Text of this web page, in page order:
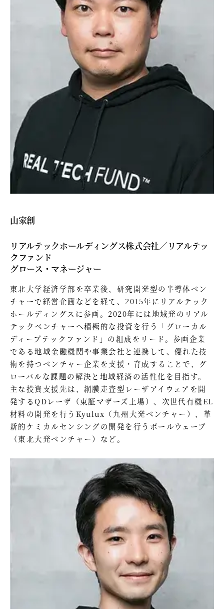
山家創
リアルテックホールディングス株式会社／リアルテッ
クファンド
グロース・マネージャー
東北大学経済学部を卒業後、研究開発型の半導体ベン
チャーで経営企画などを経て、2015年にリアルテック
ホールディングスに参画。2020年には地域発のリアル
テックベンチャーへ積極的な投資を行う「グローカル
ディープテックファンド」の組成をリード。参画企業
である地域金融機関や事業会社と連携して、優れた技
術を持つベンチャー企業を支援・育成することで、グ
ローバルな課題の解決と地域経済の活性化を目指す。
主な投資支援先は、網膜走査型レーザアイウェアを開
発するQDレーザ（東証マザーズ上場）、次世代有機EL
材料の開発を行うKyulux（九州大発ベンチャー）、革
新的ケミカルセンシングの開発を行うボールウェーブ
（東北大発ベンチャー）など。